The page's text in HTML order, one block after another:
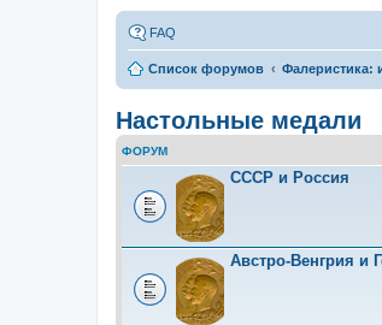
FAQ
Список форумов Фалеристика:
Настольные медали
ФОРУМ
СССР и Россия
Австро-Венгрия и